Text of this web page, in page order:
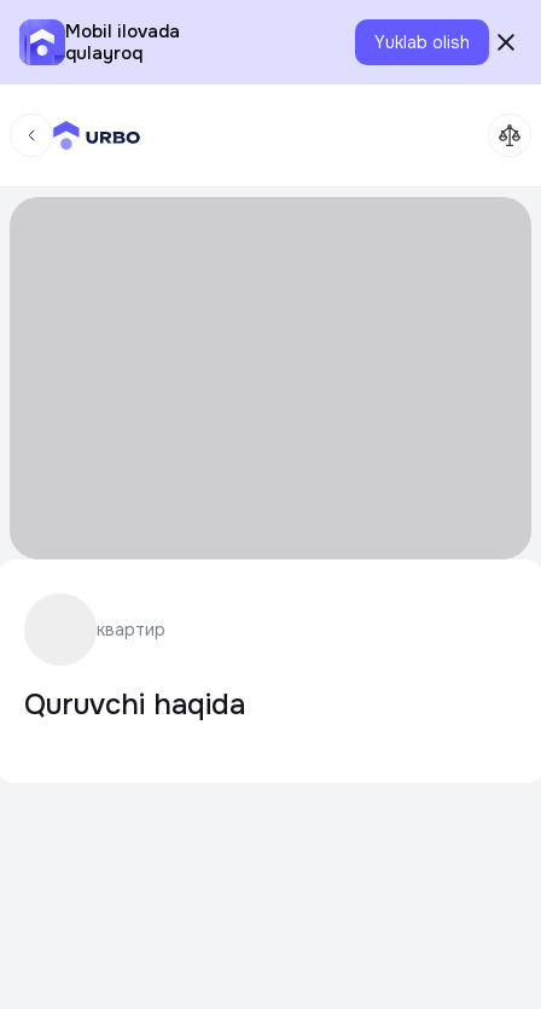
Mobil ilovada
qulayroq
Yuklab olish
квартир
Quruvchi haqida